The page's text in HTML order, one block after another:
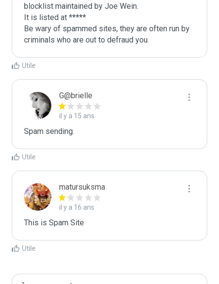
blocklist maintained by Joe Wein.
It is listed at *****
Be wary of spammed sites, they are often run by
criminals who are out to defraud you.
Utile
G@brielle
il y a 15 ans
Spam sending.
Utile
matursuksma
il y a 16 ans
This is Spam Site
Utile